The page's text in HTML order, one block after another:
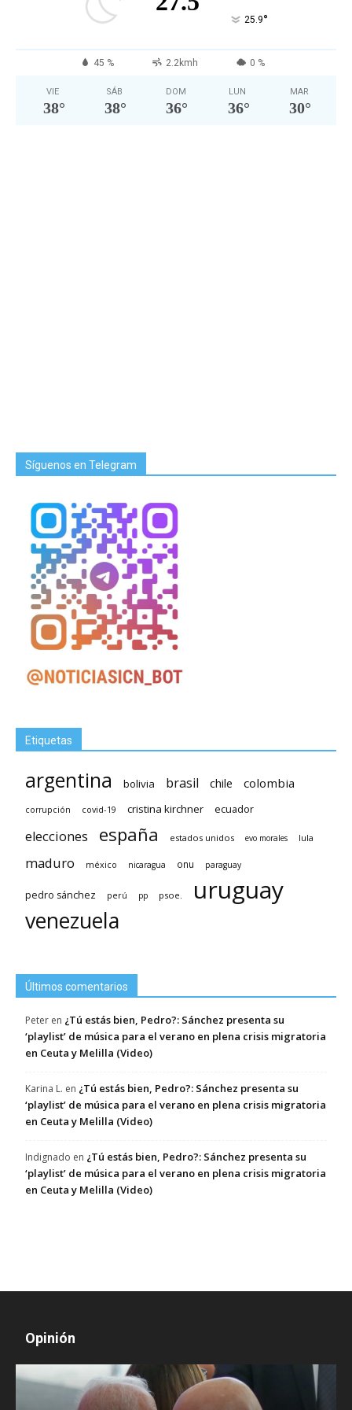
25.9°
45 % 2.2kmh 0 %
VIE
38°
SÁB
38°
DOM
36°
LUN
36°
MAR
30°
Síguenos en Telegram
Etiquetas
argentina bolivia brasil chile colombia
corrupción covid-19 cristina kirchner ecuador
elecciones españa estados unidos evo morales lula
maduro méxico nicaragua onu paraguay
pedro sánchez perú pp psoe. uruguay
venezuela
Últimos comentarios
Peter en ¿Tú estás bien, Pedro?: Sánchez presenta su
‘playlist’ de música para el verano en plena crisis migratoria
en Ceuta y Melilla (Video)
Karina L. en ¿Tú estás bien, Pedro?: Sánchez presenta su
‘playlist’ de música para el verano en plena crisis migratoria
en Ceuta y Melilla (Video)
Indignado en ¿Tú estás bien, Pedro?: Sánchez presenta su
‘playlist’ de música para el verano en plena crisis migratoria
en Ceuta y Melilla (Video)
Opinión